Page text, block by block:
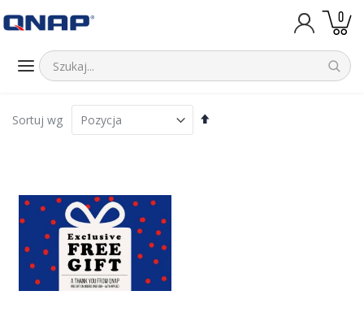
Koszyk
0
Sortuj wg
Ustaw